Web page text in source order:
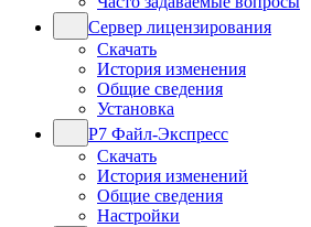
Сервер лицензирования
Скачать
История изменения
Общие сведения
Установка
Р7 Файл-Экспресс
Скачать
История изменений
Общие сведения
Настройки